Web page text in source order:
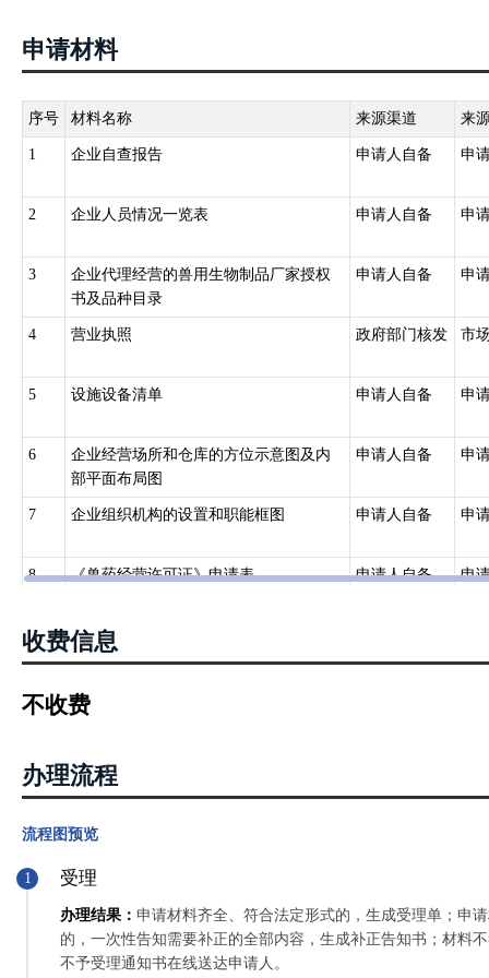
申请材料
序号 材料名称 来源渠道 来
1 企业自查报告 申请人自备 申
2 企业人员情况一览表 申请人自备 申
3
企业代理经营的兽用生物制品厂家授权
书及品种目录
申请人自备 申
4 营业执照 政府部门核发 市
5 设施设备清单 申请人自备 申
6
企业经营场所和仓库的方位示意图及内
部平面布局图
申请人自备 申
7 企业组织机构的设置和职能框图 申请人自备 申
8 《兽药经营许可证》申请表 申请人自备 申
收费信息
不收费
办理流程
流程图预览
1 受理
办理结果： 申请材料齐全、符合法定形式的，生成受理单；申
的，一次性告知需要补正的全部内容，生成补正告知书；材料
不予受理通知书在线送达申请人。